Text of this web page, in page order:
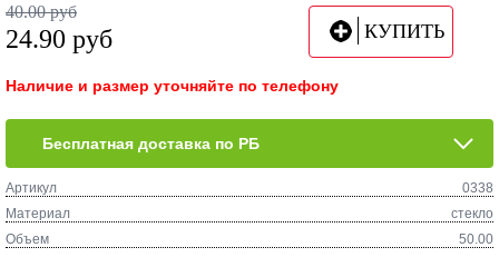
40.00 руб
24.90 руб КУПИТЬ
Наличие и размер уточняйте по телефону
Бесплатная доставка по РБ
Артикул
0338
Материал
стекло
Объем
50.00